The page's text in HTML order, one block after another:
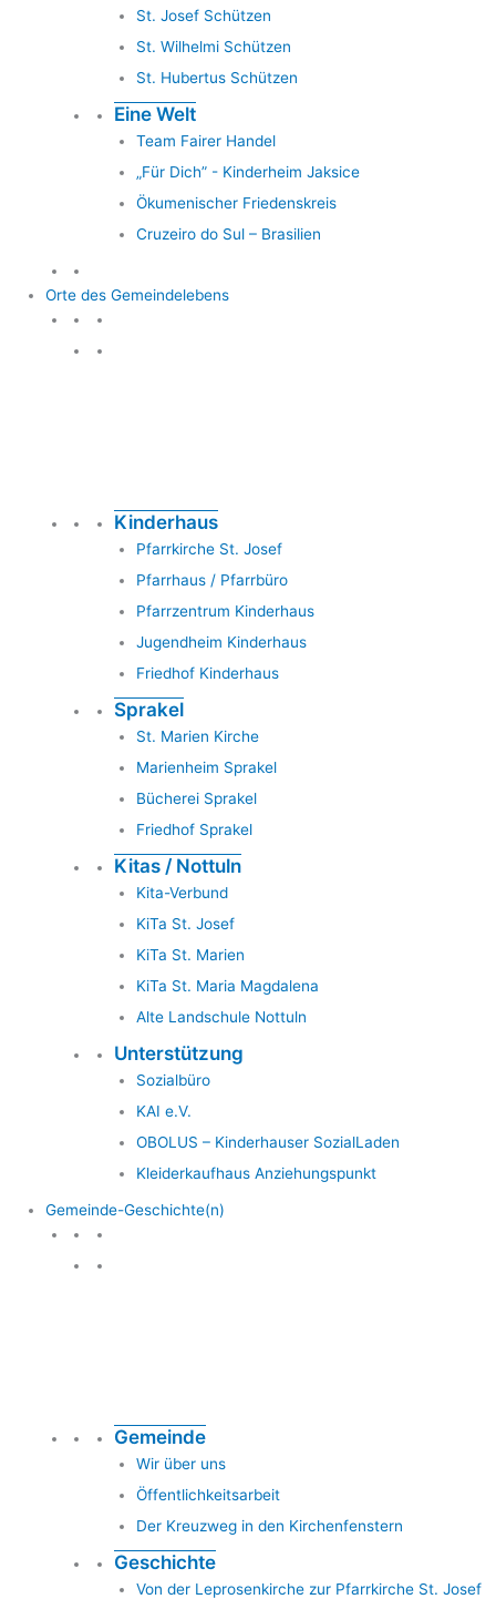
St. Josef Schützen
St. Wilhelmi Schützen
St. Hubertus Schützen
Eine Welt
Team Fairer Handel
„Für Dich” - Kinderheim Jaksice
Ökumenischer Friedenskreis
Cruzeiro do Sul – Brasilien
Orte des Gemeindelebens
Kinderhaus
Pfarrkirche St. Josef
Pfarrhaus / Pfarrbüro
Pfarrzentrum Kinderhaus
Jugendheim Kinderhaus
Friedhof Kinderhaus
Sprakel
St. Marien Kirche
Marienheim Sprakel
Bücherei Sprakel
Friedhof Sprakel
Kitas / Nottuln
Kita-Verbund
KiTa St. Josef
KiTa St. Marien
KiTa St. Maria Magdalena
Alte Landschule Nottuln
Unterstützung
Sozialbüro
KAI e.V.
OBOLUS – Kinderhauser SozialLaden
Kleiderkaufhaus Anziehungspunkt
Gemeinde-Geschichte(n)
Gemeinde
Wir über uns
Öffentlichkeitsarbeit
Der Kreuzweg in den Kirchenfenstern
Geschichte
Von der Leprosenkirche zur Pfarrkirche St. Josef